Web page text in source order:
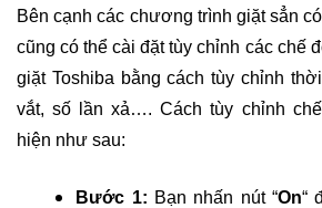
Bên cạnh các chương trình giặt sẳn
cũng có thể cài đặt tùy chỉnh các chế
giặt Toshiba bằng cách tùy chỉnh
vắt, số lần xả…. Cách tùy chỉnh
hiện như sau:
Bước 1: Bạn nhấn nút “On“